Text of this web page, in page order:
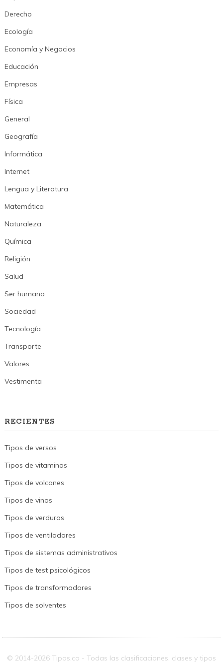
Derecho
Ecología
Economía y Negocios
Educación
Empresas
Física
General
Geografía
Informática
Internet
Lengua y Literatura
Matemática
Naturaleza
Química
Religión
Salud
Ser humano
Sociedad
Tecnología
Transporte
Valores
Vestimenta
RECIENTES
Tipos de versos
Tipos de vitaminas
Tipos de volcanes
Tipos de vinos
Tipos de verduras
Tipos de ventiladores
Tipos de sistemas administrativos
Tipos de test psicológicos
Tipos de transformadores
Tipos de solventes
© 2014-2026 Tipos.co - Todas las clasificaciones, clases y tipos